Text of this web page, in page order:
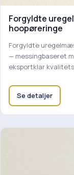
Forgyldte
hoopøreringe
Forgyldte
— messingbaseret
eksportklar
Se detaljer